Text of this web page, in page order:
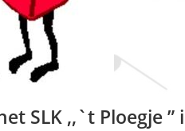
SLK ,,`t